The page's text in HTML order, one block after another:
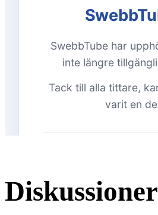
Diskussioner